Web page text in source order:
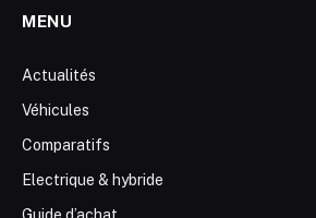
MENU
Actualités
Véhicules
Comparatifs
Electrique & hybride